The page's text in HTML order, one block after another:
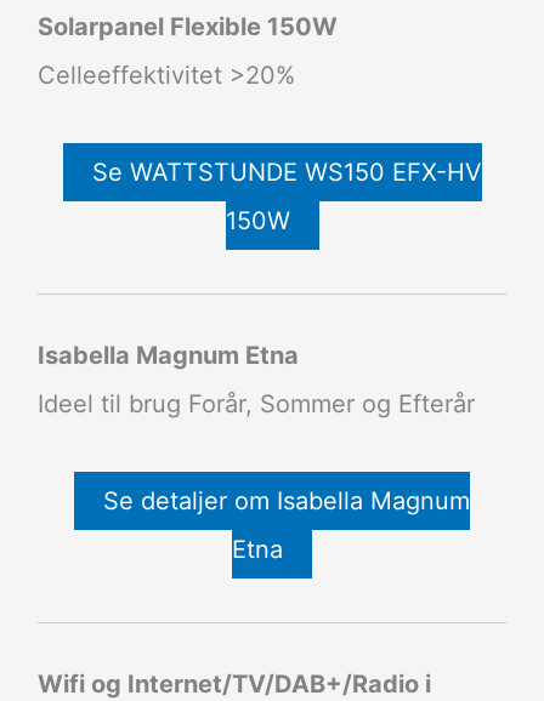
Solarpanel Flexible 150W
Celleeffektivitet >20%
Se WATTSTUNDE WS150 EFX-HV
150W
Isabella Magnum Etna
Ideel til brug Forår, Sommer og Efterår
Se detaljer om Isabella Magnum
Etna
Wifi og Internet/TV/DAB+/Radio i